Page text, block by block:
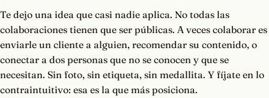
Te dejo una idea que casi nadie aplica. No todas las
colaboraciones tienen que ser públicas. A veces colaborar es
enviarle un cliente a alguien, recomendar su contenido, o
conectar a dos personas que no se conocen y que se
necesitan. Sin foto, sin etiqueta, sin medallita. Y fíjate en lo
contraintuitivo: esa es la que más posiciona.